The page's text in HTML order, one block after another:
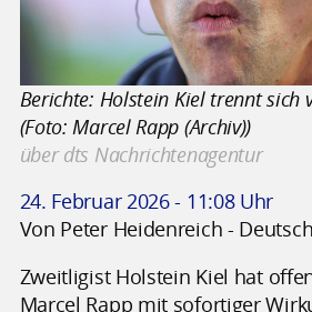
Berichte: Holstein Kiel trennt sich
(Foto: Marcel Rapp (Archiv))
über dts Nachrichtenagentur
24. Februar 2026 - 11:08 Uhr
Von Peter Heidenreich -
Zweitligist Holstein Kiel hat
Marcel Rapp mit sofortiger